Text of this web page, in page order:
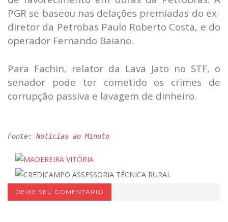
PGR se baseou nas delações premiadas do ex-
diretor da Petrobas Paulo Roberto Costa, e do
operador Fernando Baiano.
Para Fachin, relator da Lava Jato no STF, o
senador pode ter cometido os crimes de
corrupção passiva e lavagem de dinheiro.
Fonte:
DEIXE SEU COMENTARIO